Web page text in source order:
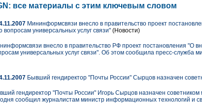
все материалы с этим ключевым словом
Мининформсвязи внесло в правительство проект
вопросам универсальных услуг связи" (Новости)
внесло в правительство РФ проект постановления "О
универсальных услуг связи". Об этом сообщила пресс-служба
Бывший гендиректор "Почты России" Сырцов назначен
гендиректор "Почты России" Игорь Сырцов назначен
сообщил журналистам министр информационных технологий и